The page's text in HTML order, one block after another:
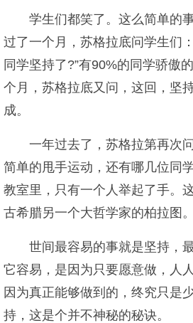
学生们都笑了。这么简单的
过了一个月，苏格拉底问学生们
同学坚持了?”有90%的同学骄傲
个月，苏格拉底又问，这回，坚
成。
一年过去了，苏格拉第再次
简单的甩手运动，还有哪几位同
教室里，只有一个人举起了手。
古希腊另一个大哲学家的柏拉图。
世间最容易的事就是坚持，
它容易，是因为只要愿意做，人
因为真正能够做到的，终究只是
持，这是个并不神秘的秘诀。